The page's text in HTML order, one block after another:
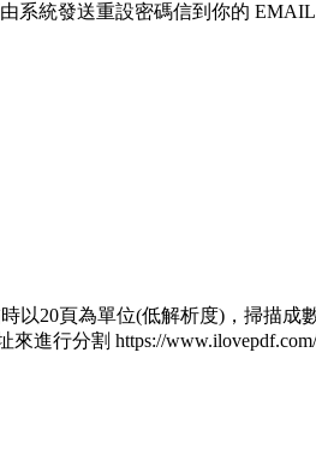
由系統發送重設密碼信到你的
以20頁為單位(低解析度)，掃描成
進行分割 https://www.ilovepdf.com/